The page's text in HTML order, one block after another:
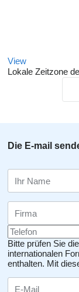
View
Lokale Zeitzone
Die E-mail
Bitte prüfen Sie
internationalen
enthalten. Mit